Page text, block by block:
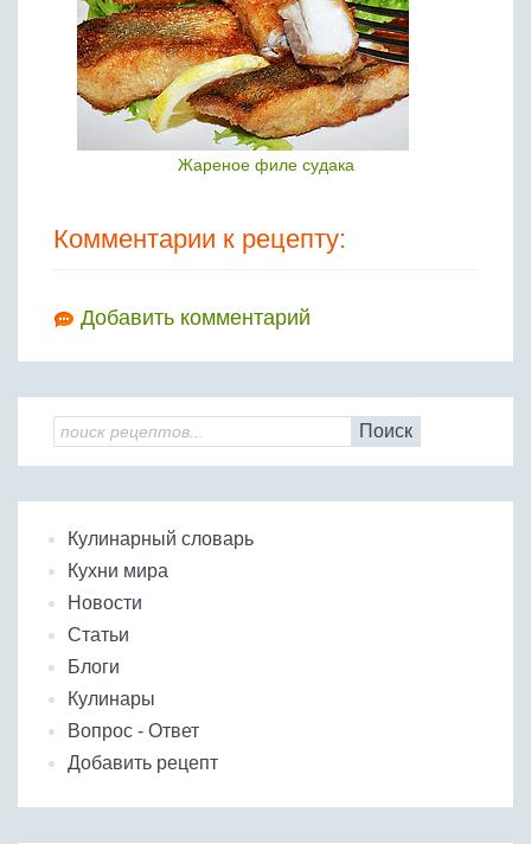
Жареное филе судака
Комментарии к рецепту:
Добавить комментарий
Поиск
Кулинарный словарь
Кухни мира
Новости
Статьи
Блоги
Кулинары
Вопрос - Ответ
Добавить рецепт